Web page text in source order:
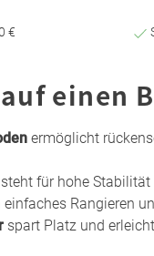
€
einen
ermöglicht
steht für hohe
einfaches Rangieren
spart Platz und